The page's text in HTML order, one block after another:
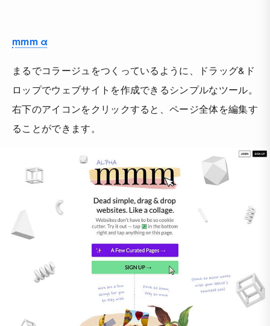
mmm α
まるでコラージュをつくっているように、ドラッグ&ド
ロップでウェブサイトを作成できるシンプルなツール。
右下のアイコンをクリックすると、ページ全体を編集す
ることができます。